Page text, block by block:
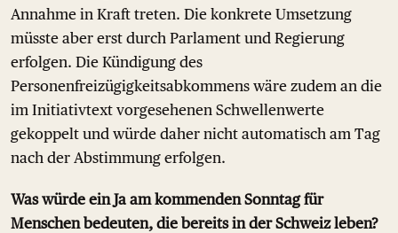
Annahme in Kraft treten. Die konkrete Umsetzung
müsste aber erst durch Parlament und Regierung
erfolgen. Die Kündigung des
Personenfreizügigkeitsabkommens wäre zudem an die
im Initiativtext vorgesehenen Schwellenwerte
gekoppelt und würde daher nicht automatisch am Tag
nach der Abstimmung erfolgen.
Was würde ein Ja am kommenden Sonntag für
Menschen bedeuten, die bereits in der Schweiz leben?